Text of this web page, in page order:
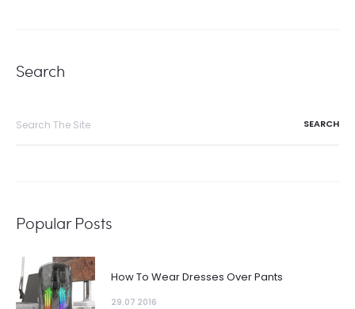
Search
Popular Posts
How To Wear Dresses Over Pants
29.07 2016